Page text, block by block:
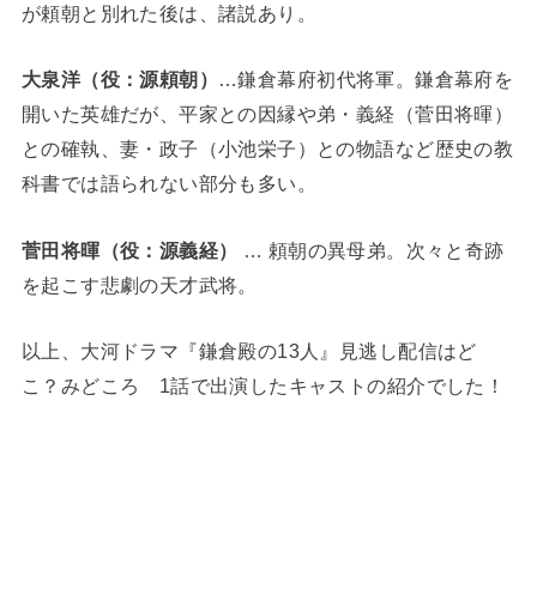
が頼朝と別れた後は、諸説あり。
大泉洋（役：源頼朝）
…鎌倉幕府初代将軍。鎌倉幕府を
開いた英雄だが、平家との因縁や弟・義経（菅田将暉）
との確執、妻・政子（小池栄子）との物語など歴史の教
科書では語られない部分も多い。
菅田将暉（役：源義経）
… 頼朝の異母弟。次々と奇跡
を起こす悲劇の天才武将。
以上、大河ドラマ『鎌倉殿の13人』見逃し配信はど
こ？みどころ 1話で出演したキャストの紹介でした！